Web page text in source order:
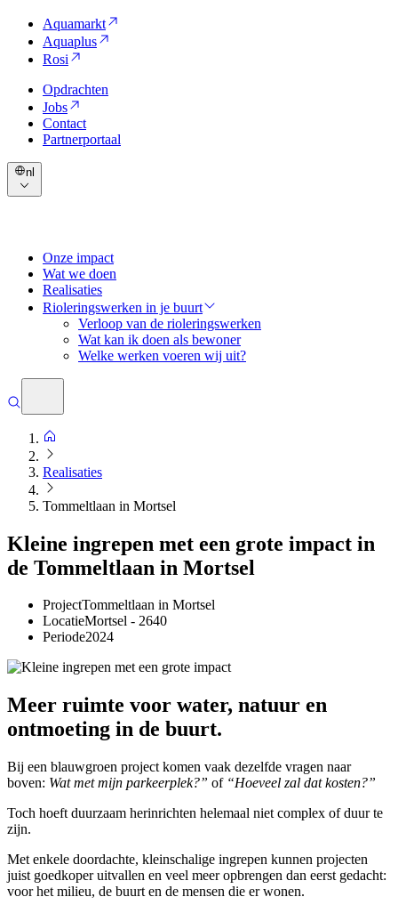
Aquamarkt
Aquaplus
Rosi
Opdrachten
Jobs
Contact
Partnerportaal
nl
Onze impact
Wat we doen
Realisaties
Rioleringswerken in je buurt
Verloop van de rioleringswerken
Wat kan ik doen als bewoner
Welke werken voeren wij uit?
Realisaties
Tommeltlaan in Mortsel
Kleine ingrepen met een grote impact in
de Tommeltlaan in Mortsel
ProjectTommeltlaan in Mortsel
LocatieMortsel - 2640
Periode2024
Meer ruimte voor water, natuur en
ontmoeting in de buurt.
Bij een blauwgroen project komen vaak dezelfde vragen naar
boven: Wat met mijn parkeerplek?” of “Hoeveel zal dat kosten?”
Toch hoeft duurzaam herinrichten helemaal niet complex of duur te
zijn.
Met enkele doordachte, kleinschalige ingrepen kunnen projecten
juist goedkoper uitvallen en veel meer opbrengen dan eerst gedacht:
voor het milieu, de buurt en de mensen die er wonen.